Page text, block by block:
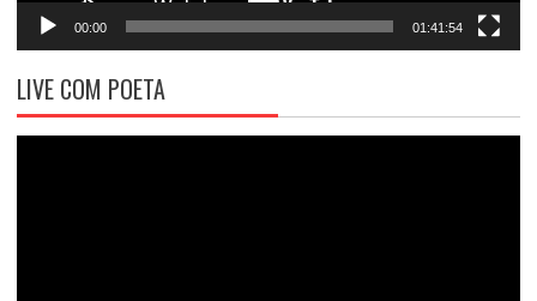
00:00 01:41:54
LIVE COM POETA